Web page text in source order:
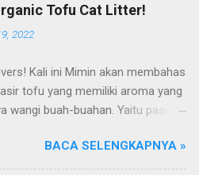
Tofu Cat Litter!
2022
Kali ini Mimin akan membahas
tofu yang memiliki aroma yang
wangi buah-buahan. Yaitu pasir
salah satu merk produk
oleh PT. Arthacat Tirta
BACA SELENGKAPNYA »